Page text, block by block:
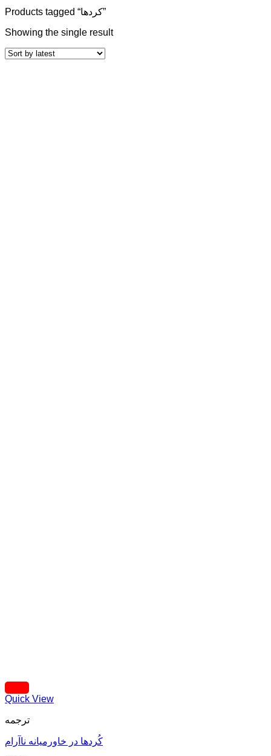
Products tagged “کردها”
Showing the single result
Quick View
ترجمه
کُردها در خاورمیانه ناآرام